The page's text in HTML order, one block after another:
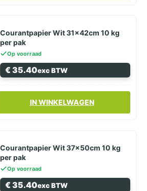
Courantpapier Wit 31x42cm 10 kg
per pak
Op voorraad
€35.40exc BTW
IN WINKELWAGEN
Courantpapier Wit 37x50cm 10 kg
per pak
Op voorraad
€35.40exc BTW